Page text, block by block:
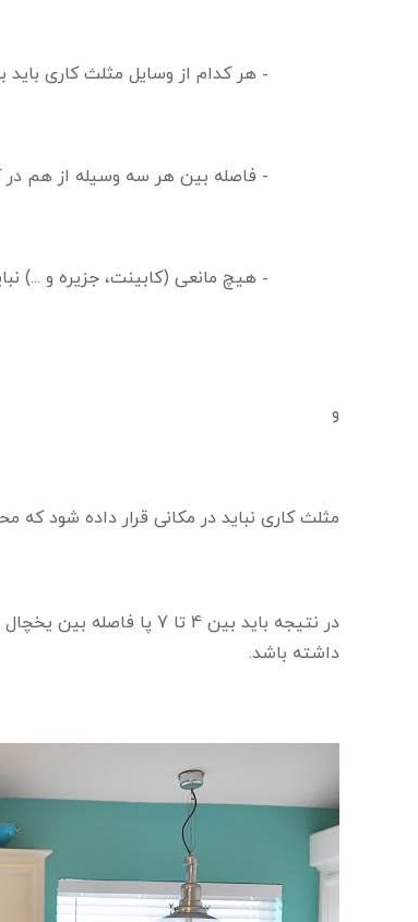
هر کدام از وسایل مثلث کاری باید بین 4 تا 9 پا از هم فاصله داشته
فاصله بین هر سه وسیله از هم در کل بین 12 تا
هیچ مانعی (کابینت، جزیره و ...)
و
مثلث کاری نباید در مکانی قرار داده شود که
داشته باشد.